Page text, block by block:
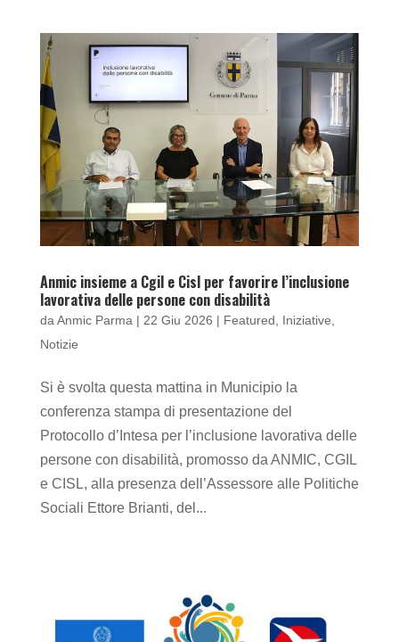
Anmic insieme a Cgil e Cisl per favorire l’inclusione
lavorativa delle persone con disabilità
da Anmic Parma | 22 Giu 2026 | Featured Iniziative
Notizie
Si è svolta questa mattina in Municipio la
conferenza stampa di presentazione del
Protocollo d’Intesa per l’inclusione lavorativa delle
persone con disabilità, promosso da ANMIC, CGIL
e CISL, alla presenza dell’Assessore alle Politiche
Sociali Ettore Brianti, del...